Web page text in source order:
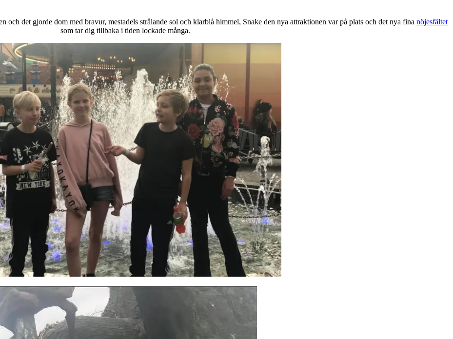
och det gjorde dom med bravur, mestadels strålande sol och klarblå himmel, Snake den nya attraktionen var på plats och det nya fina nöjesfältet
som tar dig tillbaka i tiden lockade många.